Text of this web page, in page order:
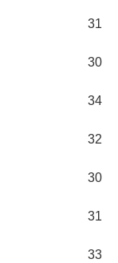
31
30
34
32
30
31
33